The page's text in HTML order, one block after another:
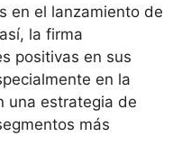
en el lanzamiento de
la firma
positivas en sus
en la
una estrategia de
más